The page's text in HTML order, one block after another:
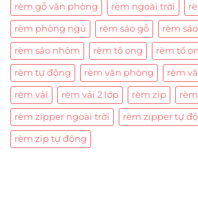
rèm gỗ văn phòng rèm ngoài trời
rèm phòng ngủ rèm sáo gỗ rèm
rèm sáo nhôm rèm tổ ong rèm tổ
rèm tự động rèm văn phòng rèm
rèm vải rèm vải 2 lớp rèm zip
rèm zipper ngoài trời rèm zipper tự
rèm zip tự động